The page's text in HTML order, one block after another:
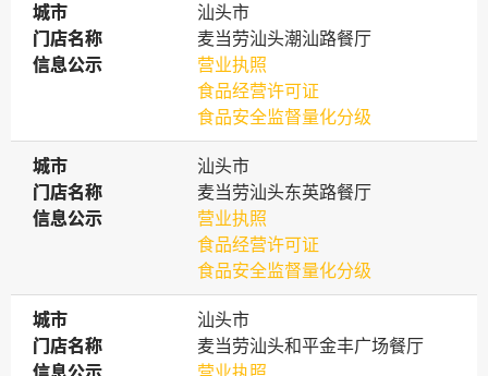
城市
城市
汕头市
门店名称
门店名称
麦当劳汕头潮汕路餐厅
信息公示
信息公示
营业执照
食品经营许可证
食品安全监督量化分级
城市
城市
汕头市
门店名称
门店名称
麦当劳汕头东英路餐厅
信息公示
信息公示
营业执照
食品经营许可证
食品安全监督量化分级
城市
城市
汕头市
门店名称
门店名称
麦当劳汕头和平金丰广场餐厅
信息公示
信息公示
营业执照